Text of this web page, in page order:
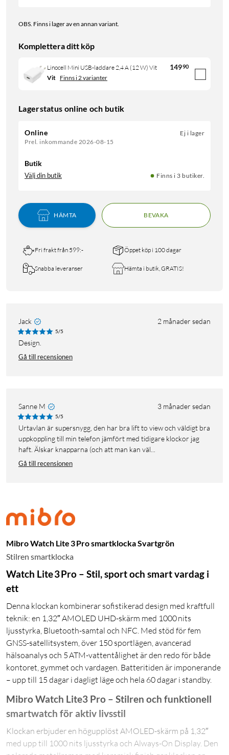
OBS. Finns i lager av en annan variant.
Komplettera ditt köp
Linocell Mini USB-laddare 2,4 A (12 W) Vit 14990
Vit Finns i 2 varianter
Lagerstatus online och butik
Online
Prel. inkommande 2026-08-15
Ej i lager
Butik
Välj din butik Finns i 3 butiker.
HÄMTA BEVAKA
Fri frakt från 599:- Öppet köp i 100 dagar
Snabba leveranser Hämta i butik, GRATIS!
Jack 2 månader sedan
5/5
Design.
Gå till recensionen
Sanne M 3 månader sedan
5/5
Urtavlan är supersnygg, den har bra lift to view och väldigt bra
uppkoppling till min telefon jämfört med tidigare klockor jag
haft. Älskar knapparna (och att man kan väl...
Gå till recensionen
Mibro Watch Lite 3 Pro smartklocka Svartgrön
Stilren smartklocka
Watch Lite 3 Pro – Stil, sport och smart vardag i
ett
Denna klockan kombinerar sofistikerad design med kraftfull
teknik: en 1,32″ AMOLED UHD-skärm med 1000 nits
ljusstyrka, Bluetooth-samtal och NFC. Med stöd för fem
GNSS-satellitsystem, över 150 sportlägen, avancerad
hälsoanalys och 5 ATM-vattentålighet är den redo för både
kontoret, gymmet och vardagen. Batteritiden är imponerande
– upp till 15 dagar i dagligt läge och hela 60 dagar i standby.
Mibro Watch Lite3 Pro – Stilren och funktionell
smartwatch för aktiv livsstil
Klockan erbjuder en högupplöst AMOLED-skärm på 1,32″
med upp till 1000 nits ljusstyrka och Always-On Display. Den